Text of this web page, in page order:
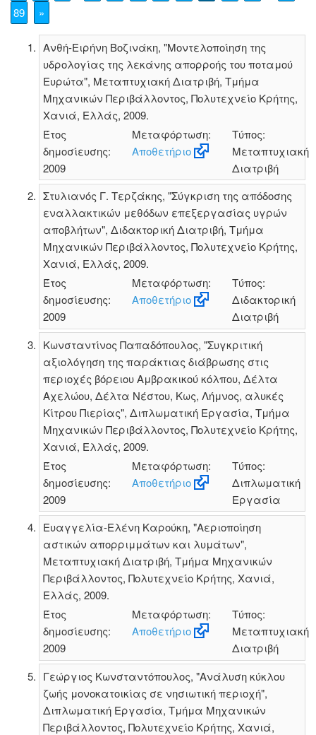
89
»
Ανθή-Ειρήνη Βοζινάκη, "Μοντελοποίηση της
υδρολογίας της λεκάνης απορροής του ποταμού
Ευρώτα", Μεταπτυχιακή Διατριβή, Τμήμα
Μηχανικών Περιβάλλοντος, Πολυτεχνείο Κρήτης,
Χανιά, Ελλάς, 2009.
Έτος
δημοσίευσης:
2009
Μεταφόρτωση:
Αποθετήριο
Τύπος:
Μεταπτυχιακή
Διατριβή
Στυλιανός Γ. Τερζάκης, "Σύγκριση της απόδοσης
εναλλακτικών μεθόδων επεξεργασίας υγρών
αποβλήτων", Διδακτορική Διατριβή, Τμήμα
Μηχανικών Περιβάλλοντος, Πολυτεχνείο Κρήτης,
Χανιά, Ελλάς, 2009.
Έτος
δημοσίευσης:
2009
Μεταφόρτωση:
Αποθετήριο
Τύπος:
Διδακτορική
Διατριβή
Κωνσταντίνος Παπαδόπουλος, "Συγκριτική
αξιολόγηση της παράκτιας διάβρωσης στις
περιοχές βόρειου Αμβρακικού κόλπου, Δέλτα
Αχελώου, Δέλτα Νέστου, Κως, Λήμνος, αλυκές
Κίτρου Πιερίας", Διπλωματική Εργασία, Τμήμα
Μηχανικών Περιβάλλοντος, Πολυτεχνείο Κρήτης,
Χανιά, Ελλάς, 2009.
Έτος
δημοσίευσης:
2009
Μεταφόρτωση:
Αποθετήριο
Τύπος:
Διπλωματική
Εργασία
Ευαγγελία-Ελένη Καρούκη, "Αεριοποίηση
αστικών απορριμμάτων και λυμάτων",
Μεταπτυχιακή Διατριβή, Τμήμα Μηχανικών
Περιβάλλοντος, Πολυτεχνείο Κρήτης, Χανιά,
Ελλάς, 2009.
Έτος
δημοσίευσης:
2009
Μεταφόρτωση:
Αποθετήριο
Τύπος:
Μεταπτυχιακή
Διατριβή
Γεώργιος Κωνσταντόπουλος, "Ανάλυση κύκλου
ζωής μονοκατοικίας σε νησιωτική περιοχή",
Διπλωματική Εργασία, Τμήμα Μηχανικών
Περιβάλλοντος, Πολυτεχνείο Κρήτης, Χανιά,